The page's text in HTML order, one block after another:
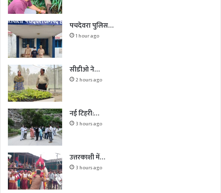
पचदेवरा पुलिस…
1 hour ago
सीडीओ ने…
2 hours ago
नई टिहरी:…
3 hours ago
उत्तरकाशी में…
3 hours ago